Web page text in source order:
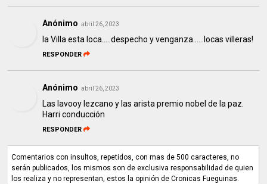
Anónimo abril 26, 2023
la Villa esta loca.....despecho y venganza......locas villeras!
RESPONDER
Anónimo abril 26, 2023
Las lavooy lezcano y las arista premio nobel de la paz.
Harri conducción
RESPONDER
Comentarios con insultos, repetidos, con mas de 500 caracteres, no
serán publicados, los mismos son de exclusiva responsabilidad de quien
los realiza y no representan, estos la opinión de Cronicas Fueguinas.